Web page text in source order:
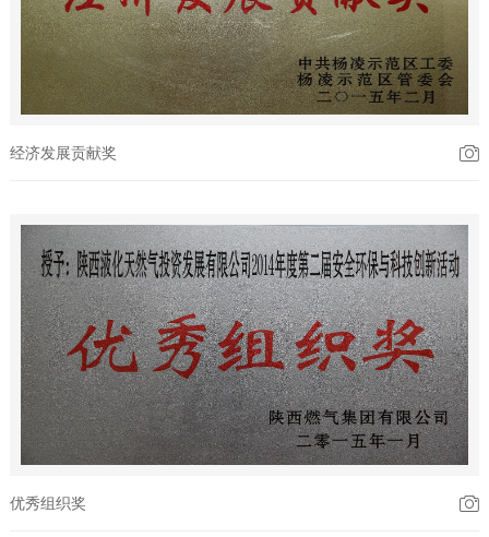
经济发展贡献奖
优秀组织奖